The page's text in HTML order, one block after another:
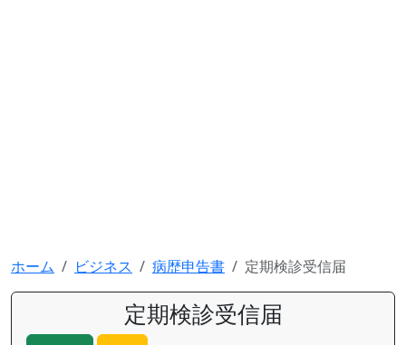
ホーム ビジネス 病歴申告書 定期検診受信届
定期検診受信届